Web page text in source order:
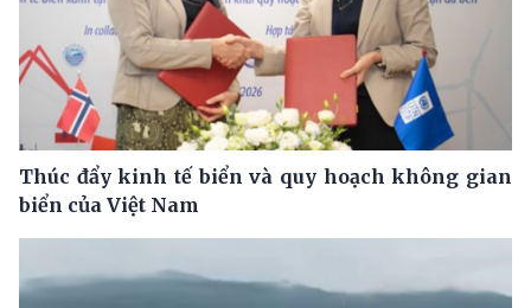
Thúc đẩy kinh tế biển và quy hoạch không gian
biển của Việt Nam